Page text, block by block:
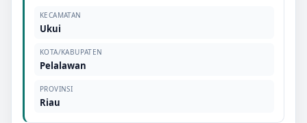
KECAMATAN
Ukui
KOTA/KABUPATEN
Pelalawan
PROVINSI
Riau